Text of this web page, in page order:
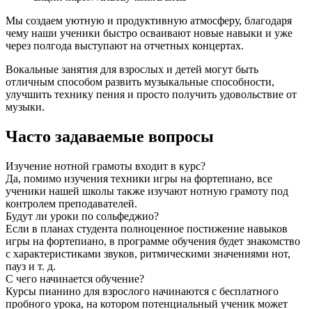
Мы создаем уютную и продуктивную атмосферу, благодаря
чему наши ученики быстро осваивают новые навыки и уже
через полгода выступают на отчетных концертах.
Вокальные занятия для взрослых и детей могут быть
отличным способом развить музыкальные способности,
улучшить технику пения и просто получить удовольствие от
музыки.
Часто задаваемые вопросы
Изучение нотной грамоты входит в курс?
Да, помимо изучения техники игры на фортепиано, все
ученики нашей школы также изучают нотную грамоту под
контролем преподавателей.
Будут ли уроки по сольфеджио?
Если в планах студента полноценное постижение навыков
игры на фортепиано, в программе обучения будет знакомство
с характеристиками звуков, ритмическими значениями нот,
пауз и т. д.
С чего начинается обучение?
Курсы пианино для взрослого начинаются с бесплатного
пробного урока, на котором потенциальный ученик может